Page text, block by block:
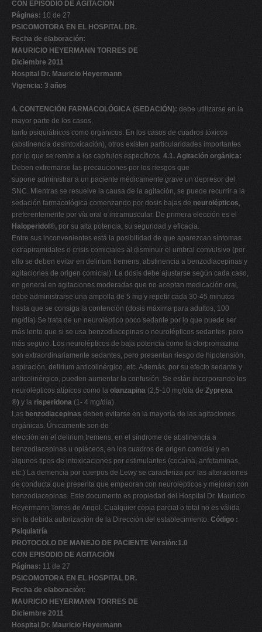
CON EPISODIO DE AGITACIÓN
Páginas: 10 de 27
PSICOMOTORA EN EL HOSPITAL DR.
Fecha de elaboración:
MAURICIO HEYERMANN TORRES DE
Diciembre 2011
Hospital Dr. Mauricio Heyermann
Vigencia: 3 años
4. CONTENCIÓN FARMACOLÓGICA (SEDACIÓN): debe utilizarse en la
mayor parte de los casos,
tanto psiquiátricos como orgánicos. En los casos de cuadros tóxicos
(abstinencia desintoxicación), otros existen particularidades importantes
por lo que se remite a los capítulos específicos. 4.1. Agitación orgánica:
Deben extremarse las precauciones por los riesgos que
supone administrar a un paciente médicamente grave un depresor del
SNC. Mientras se resuelve la causa de la agitación, se puede recurrir a la
sedación farmacológica comenzando por dosis bajas de neurolépticos,
preferentemente por vía oral o intramuscular. De primera elección es el
Haloperidol®, por su alta potencia, su seguridad y eficacia.
Entre sus inconvenientes está la posibilidad de que aparezcan síntomas
extrapiramidales o crisis comiciales al disminuir el umbral convulsivo (por
ello se deben evitar en delirium tremens, abstinencia a benzodiacepinas y
agitaciones de origen comicial). La dosis debe ajustarse según cada caso,
en general en agitaciones moderadas que no aceptan medicación oral,
debe administrarse una ampolla de 5 mg y repetir cada 30-45 minutos
hasta que se consiga la contención (dosis máxima para adultos, 100
mg/día) Se trata de un neuroléptico poco sedante por lo que puede ser
más lento que si se usa benzodiacepinas o neurolépticos sedantes, pero
más seguro. Los neurolépticos de baja potencia como la clorpromazina
son extraordinariamente sedantes, pero presentan riesgo de hipotensión,
aspiración, delirium anticolinérgico, etc. Además, por su efecto sedante y
anticolinérgico, pueden aumentar la confusión. Se están incorporando los
neurolépticos atípicos como la olanzapina (2,5-10 mg/día de Zyprexa
®) y la risperidona (1- 4 mg/día)
Las benzodiacepinas deben evitarse en la mayoría de las agitaciones
orgánicas. Únicamente son de
elección en el delirium tremens, en el síndrome de abstinencia a
benzodiacepinas u opiáceos, en los cuadros de origen comicial y en
algunos tipos de intoxicaciones por estimulantes (cocaína, anfetaminas,
etc.) La demencia por cuerpos de Lewy se caracteriza por las alteraciones
de conducta que presenta que empeoran con neurolépticos y mejoran con
benzodiacepinas. Este documento es propiedad del Hospital Dr. Mauricio
Heyermann Torres de Angol. Cualquier copia parcial o total no es válida
sin la debida autorización de la Dirección del establecimiento. Código :
Psiquiatría
PROTOCOLO DE MANEJO DE PACIENTE Versión:1.0
CON EPISODIO DE AGITACIÓN
Páginas: 11 de 27
PSICOMOTORA EN EL HOSPITAL DR.
Fecha de elaboración:
MAURICIO HEYERMANN TORRES DE
Diciembre 2011
Hospital Dr. Mauricio Heyermann